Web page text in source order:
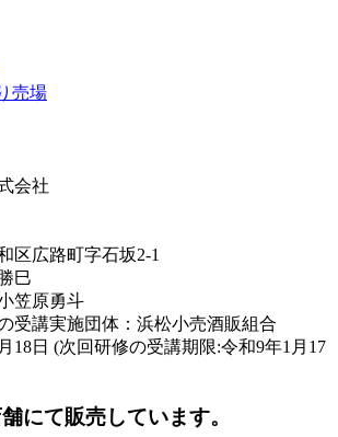
売場
会社
区広路町字石坂2-1
巳
笠原勇斗
受講実施団体：浜松小売酒販組合
18日 (次回研修の受講期限:令和9年1月17
にて販売しています。